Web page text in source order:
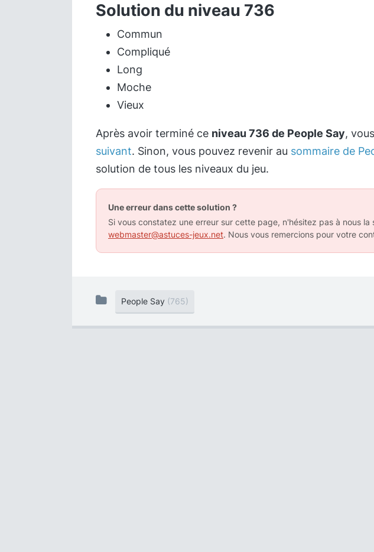
Solution du niveau 736
Commun
Compliqué
Long
Moche
Vieux
Après avoir terminé ce niveau 736 de People Say,
suivant. Sinon, vous pouvez revenir au sommaire de
solution de tous les niveaux du jeu.
Une erreur dans cette solution ?
Si vous constatez une erreur sur cette page, n'hésitez pas à nous la
webmaster@astuces-jeux.net. Nous vous remercions pour votre
People Say (765)